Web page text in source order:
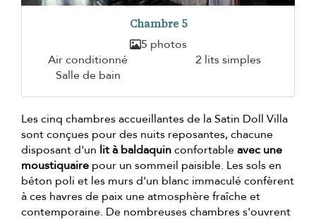
Chambre 5
5 photos
Air conditionné
2 lits simples
Salle de bain
Les cinq chambres accueillantes de la Satin Doll Villa
sont conçues pour des nuits reposantes, chacune
disposant d'un lit à baldaquinconfortableavec une
moustiquaire pour un sommeil paisible. Les sols en
béton poli et les murs d'un blanc immaculé confèrent
à ces havres de paix une atmosphère fraîche et
contemporaine. De nombreuses chambres s'ouvrent